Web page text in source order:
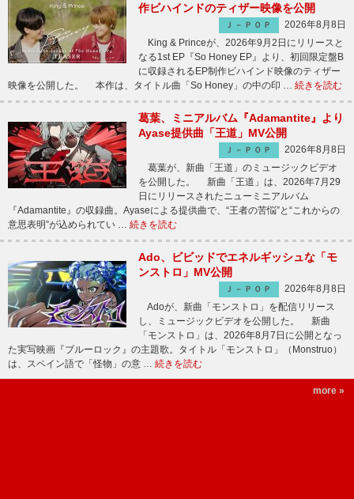
作ビハインドのティザー映像を公開
Ｊ－ＰＯＰ
2026年8月8日
King & Princeが、2026年9月2日にリリースと
なる1st EP『So Honey EP』より、初回限定盤B
に収録されるEP制作ビハインド映像のティザー
映像を公開した。 本作は、タイトル曲「So Honey」の中の印 … 続きを読む
葛葉、ミニアルバム『Adamantite』より
Ayase提供曲「王道」MV公開
Ｊ－ＰＯＰ
2026年8月8日
葛葉が、新曲「王道」のミュージックビデオ
を公開した。 新曲「王道」は、2026年7月29
日にリリースされたニューミニアルバム
『Adamantite』の収録曲。Ayaseによる提供曲で、“王者の苦悩”と“これからの
意思表明”が込められてい … 続きを読む
Ado、ビビッドでエネルギッシュな「モ
ンストロ」MV公開
Ｊ－ＰＯＰ
2026年8月8日
Adoが、新曲「モンストロ」を配信リリース
し、ミュージックビデオを公開した。 新曲
「モンストロ」は、2026年8月7日に公開となっ
た実写映画『ブルーロック』の主題歌。タイトル「モンストロ」（Monstruo）
は、スペイン語で「怪物」の意 … 続きを読む
more »